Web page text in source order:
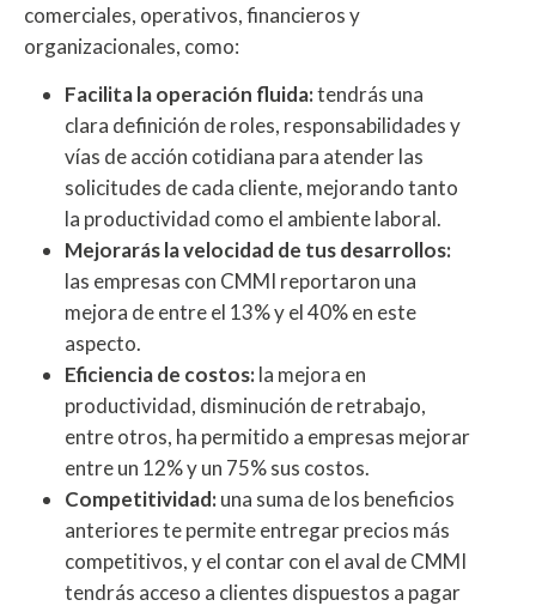
comerciales, operativos, financieros y
organizacionales, como:
Facilita la operación fluida:tendrás una
clara definición de roles, responsabilidades y
vías de acción cotidiana para atender las
solicitudes de cada cliente, mejorando tanto
la productividad como el ambiente laboral.
Mejorarás la velocidad de tus desarrollos:
las empresas con CMMI reportaron una
mejora de entre el 13% y el 40% en este
aspecto.
Eficiencia de costos:la mejora en
productividad, disminución de retrabajo,
entre otros, ha permitido a empresas mejorar
entre un 12% y un 75% sus costos.
Competitividad:una suma de los beneficios
anteriores te permite entregar precios más
competitivos, y el contar con el aval de CMMI
tendrás acceso a clientes dispuestos a pagar